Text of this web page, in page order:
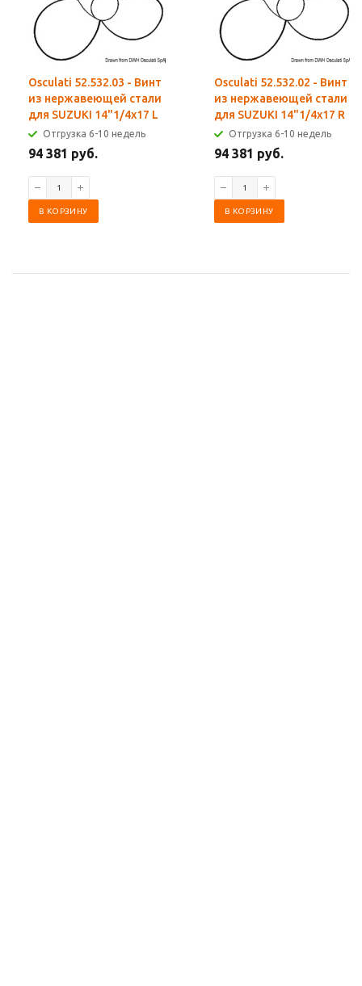
Osculati 52.532.03 - Винт
из нержавеющей стали
для SUZUKI 14"1/4x17 L
Отгрузка 6-10 недель
94 381 руб.
В КОРЗИНУ
Osculati 52.532.02 - Винт
из нержавеющей стали
для SUZUKI 14"1/4x17 R
Отгрузка 6-10 недель
94 381 руб.
В КОРЗИНУ